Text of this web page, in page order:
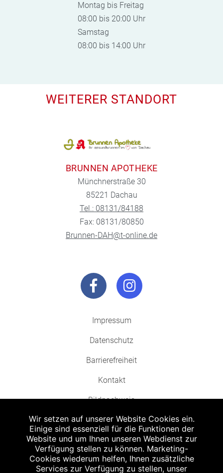
Montag bis Freitag
08:00 bis 20:00 Uhr
Samstag
08:00 bis 14:00 Uhr
WEITERER STANDORT
BRUNNEN APOTHEKE
Münchnerstraße 30
85221 Dachau
Tel.: 08131/84188
Fax: 08131/80850
Brunnen-DAH@t-online.de
Impressum
Datenschutz
Barrierefreiheit
Kontakt
Bildnachweis
Abgabe in haushaltsüblichen Mengen, solange der Vorrat reicht. Für Druck-
und Satzfehler keine Haftung.
Wir setzen auf unserer Website Cookies ein.
Einige sind essenziell für die Funktionen der
Website und um Ihnen unseren Webdienst zur
Verfügung stellen zu können. Marketing-
Cookies wiederum helfen, Ihnen zusätzliche
Services zur Verfügung zu stellen, unser